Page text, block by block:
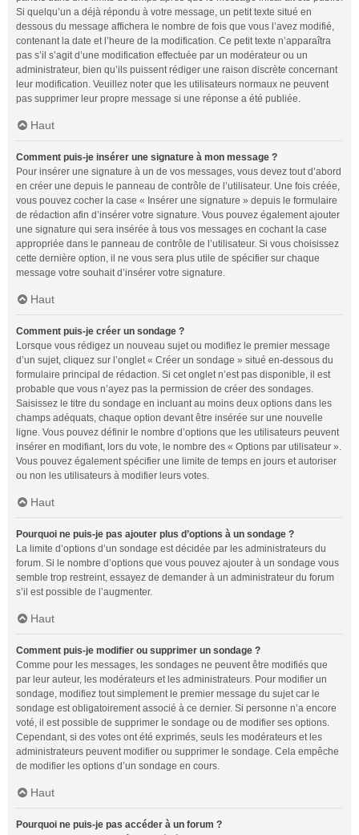
Si quelqu’un a déjà répondu à votre message, un petit texte situé en
dessous du message affichera le nombre de fois que vous l’avez modifié,
contenant la date et l’heure de la modification. Ce petit texte n’apparaîtra
pas s’il s’agit d’une modification effectuée par un modérateur ou un
administrateur, bien qu’ils puissent rédiger une raison discrète concernant
leur modification. Veuillez noter que les utilisateurs normaux ne peuvent
pas supprimer leur propre message si une réponse a été publiée.
Haut
Comment puis-je insérer une signature à mon message ?
Pour insérer une signature à un de vos messages, vous devez tout d’abord
en créer une depuis le panneau de contrôle de l’utilisateur. Une fois créée,
vous pouvez cocher la case « Insérer une signature » depuis le formulaire
de rédaction afin d’insérer votre signature. Vous pouvez également ajouter
une signature qui sera insérée à tous vos messages en cochant la case
appropriée dans le panneau de contrôle de l’utilisateur. Si vous choisissez
cette dernière option, il ne vous sera plus utile de spécifier sur chaque
message votre souhait d’insérer votre signature.
Haut
Comment puis-je créer un sondage ?
Lorsque vous rédigez un nouveau sujet ou modifiez le premier message
d’un sujet, cliquez sur l’onglet « Créer un sondage » situé en-dessous du
formulaire principal de rédaction. Si cet onglet n’est pas disponible, il est
probable que vous n’ayez pas la permission de créer des sondages.
Saisissez le titre du sondage en incluant au moins deux options dans les
champs adéquats, chaque option devant être insérée sur une nouvelle
ligne. Vous pouvez définir le nombre d’options que les utilisateurs peuvent
insérer en modifiant, lors du vote, le nombre des « Options par utilisateur ».
Vous pouvez également spécifier une limite de temps en jours et autoriser
ou non les utilisateurs à modifier leurs votes.
Haut
Pourquoi ne puis-je pas ajouter plus d’options à un sondage ?
La limite d’options d’un sondage est décidée par les administrateurs du
forum. Si le nombre d’options que vous pouvez ajouter à un sondage vous
semble trop restreint, essayez de demander à un administrateur du forum
s’il est possible de l’augmenter.
Haut
Comment puis-je modifier ou supprimer un sondage ?
Comme pour les messages, les sondages ne peuvent être modifiés que
par leur auteur, les modérateurs et les administrateurs. Pour modifier un
sondage, modifiez tout simplement le premier message du sujet car le
sondage est obligatoirement associé à ce dernier. Si personne n’a encore
voté, il est possible de supprimer le sondage ou de modifier ses options.
Cependant, si des votes ont été exprimés, seuls les modérateurs et les
administrateurs peuvent modifier ou supprimer le sondage. Cela empêche
de modifier les options d’un sondage en cours.
Haut
Pourquoi ne puis-je pas accéder à un forum ?